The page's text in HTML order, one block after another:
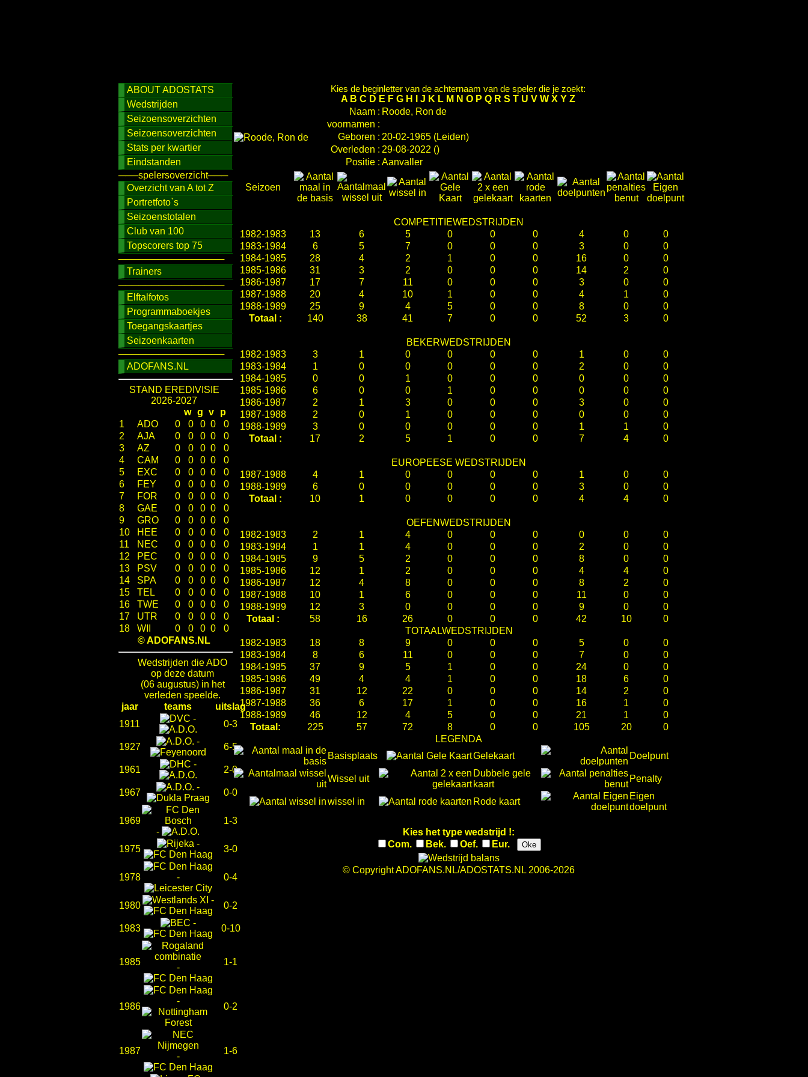
ABOUT ADOSTATS
Wedstrijden
Seizoensoverzichten
Seizoensoverzichten
Stats per kwartier
Eindstanden
───spelersoverzicht───
Overzicht van A tot Z
Portretfoto`s
Seizoenstotalen
Club van 100
Topscorers top 75
────────────────
Trainers
────────────────
Elftalfotos
Programmaboekjes
Toegangskaartjes
Seizoenkaarten
────────────────
ADOFANS.NL
STAND EREDIVISIE
2026-2027
w g v
p
1
ADO 0 0 0 0
0
2
AJA 0 0 0 0
0
3
AZ 0 0 0 0
0
4
CAM 0 0 0 0
0
5
EXC 0 0 0 0
0
6
FEY 0 0 0 0
0
7
FOR 0 0 0 0
0
8
GAE 0 0 0 0
0
9
GRO 0 0 0 0
0
10
HEE 0 0 0 0
0
11
NEC 0 0 0 0
0
12
PEC 0 0 0 0
0
13
PSV 0 0 0 0
0
14
SPA 0 0 0 0
0
15
TEL 0 0 0 0
0
16
TWE 0 0 0 0
0
17
UTR 0 0 0 0
0
18
WII 0 0 0 0
0
© ADOFANS.NL
Wedstrijden die ADO
op deze datum
(06 augustus) in het
verleden speelde.
jaar
teams
uitslag
1911
-
0-3
1927
-
6-5
1961
-
2-0
1967
-
0-0
1969
-
1-3
1975
-
3-0
1978 - 0-4
1980
-
0-2
1983
-
0-10
1985
-
1-1
1986
-
0-2
1987
-
1-6
Kies de beginletter van de achternaam van de speler die je zoekt:
A B C D E F G H J K L M N O P Q R S T U V W X Y Z
Naam : Roode, Ron de
voornamen :
Geboren : 20-02-1965 (Leiden)
Overleden : 29-08-2022 ()
Positie : Aanvaller
Seizoen
COMPETITIEWEDSTRIJDEN
1982-1983
13 6 5 0 0 0 4 0
0
1983-1984
6 5 7 0 0 0 3 0
0
1984-1985
28 4 2 1 0 0 16 0
0
1985-1986
31 3 2 0 0 0 14 2
0
1986-1987
17 7 11 0 0 0 3 0
0
1987-1988
20 4 10 1 0 0 4 1
0
1988-1989
25 9 4 5 0 0 8 0
0
Totaal :
140 38 41 7 0 0 52 3 0
BEKERWEDSTRIJDEN
1982-1983
3 1 0 0 0 0 1 0
0
1983-1984
1 0 0 0 0 0 2 0
0
1984-1985
0 0 1 0 0 0 0 0
0
1985-1986
6 0 0 1 0 0 0 0
0
1986-1987
2 1 3 0 0 0 3 0
0
1987-1988
2 0 1 0 0 0 0 0
0
1988-1989
3 0 0 0 0 0 1 1
0
Totaal :
17 2 5 1 0 0 7 4 0
EUROPEESE WEDSTRIJDEN
1987-1988
4 1 0 0 0 0 1 0
0
1988-1989
6 0 0 0 0 0 3 0
0
Totaal :
10 1 0 0 0 0 4 4 0
OEFENWEDSTRIJDEN
1982-1983
2 1 4 0 0 0 0 0
0
1983-1984
1 1 4 0 0 0 2 0
0
1984-1985
9 5 2 0 0 0 8 0
0
1985-1986
12 1 2 0 0 0 4 4
0
1986-1987
12 4 8 0 0 0 8 2
0
1987-1988
10 1 6 0 0 0 11 0
0
1988-1989
12 3 0 0 0 0 9 0
0
Totaal :
58 16 26 0 0 0 42 10
0
TOTAALWEDSTRIJDEN
1982-1983
18 8 9 0 0 0 5 0
0
1983-1984
8 6 11 0 0 0 7 0
0
1984-1985
37 9 5 1 0 0 24 0
0
1985-1986
49 4 4 1 0 0 18 6
0
1986-1987
31 12 22 0 0 0 14 2
0
1987-1988
36 6 17 1 0 0 16 1
0
1988-1989
46 12 4 5 0 0 21 1
0
Totaal:
225 57 72 8 0 0 105 20
0
LEGENDA
Basisplaats
Gelekaart Doelpunt
Wissel uit
Dubbele gele
kaart
Penalty
wissel in Rode kaart
Eigen
doelpunt
Kies het type wedstrijd !:
Com.
Bek. Oef. Eur. Oke
© Copyright ADOFANS.NL/ADOSTATS.NL 2006-2026